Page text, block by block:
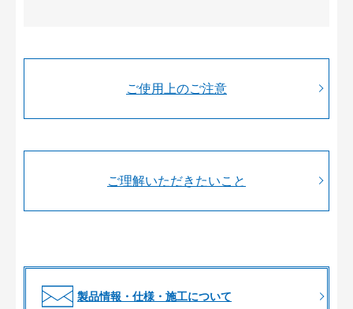
ご使用上のご注意
ご理解いただきたいこと
製品情報・仕様・施工について